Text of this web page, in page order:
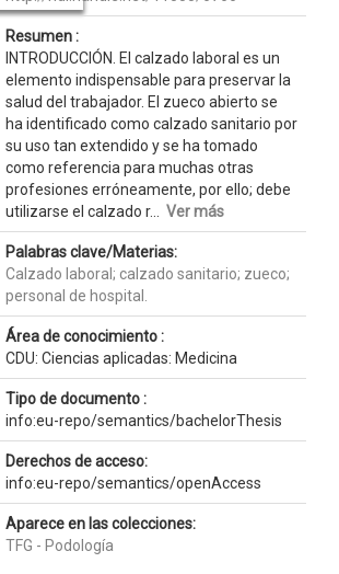
Resumen :
INTRODUCCIÓN. El calzado laboral es un
elemento indispensable para preservar la
salud del trabajador. El zueco abierto se
ha identificado como calzado sanitario por
su uso tan extendido y se ha tomado
como referencia para muchas otras
profesiones erróneamente, por ello; debe
utilizarse el calzado r... Ver más
Palabras clave/Materias:
Calzado laboral; calzado sanitario; zueco;
personal de hospital.
Área de conocimiento :
CDU: Ciencias aplicadas: Medicina
Tipo de documento :
info:eu-repo/semantics/bachelorThesis
Derechos de acceso:
info:eu-repo/semantics/openAccess
Aparece en las colecciones:
TFG - Podología